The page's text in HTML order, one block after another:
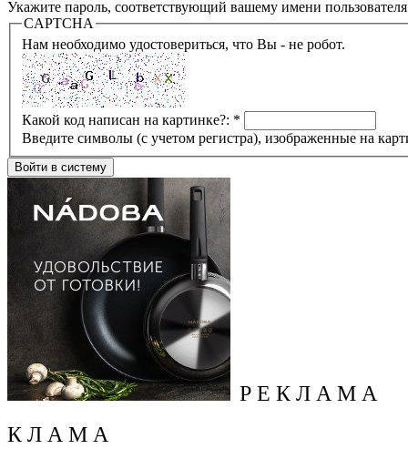
Укажите пароль, соответствующий вашему имени
CAPTCHA
Нам необходимо удостовериться, что Вы - не робот.
Какой код написан на картинке?: *
Введите символы (с учетом регистра), изображенные на
Р Е К Л А М А
К Л А М А